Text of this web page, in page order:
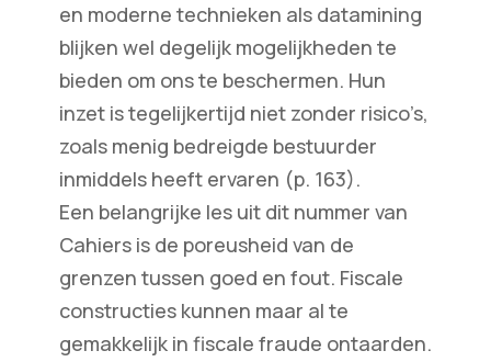
en moderne technieken als datamining
blijken wel degelijk mogelijkheden te
bieden om ons te beschermen. Hun
inzet is tegelijkertijd niet zonder risico’s,
zoals menig bedreigde bestuurder
inmiddels heeft ervaren (p. 163).
Een belangrijke les uit dit nummer van
Cahiers is de poreusheid van de
grenzen tussen goed en fout. Fiscale
constructies kunnen maar al te
gemakkelijk in fiscale fraude ontaarden.